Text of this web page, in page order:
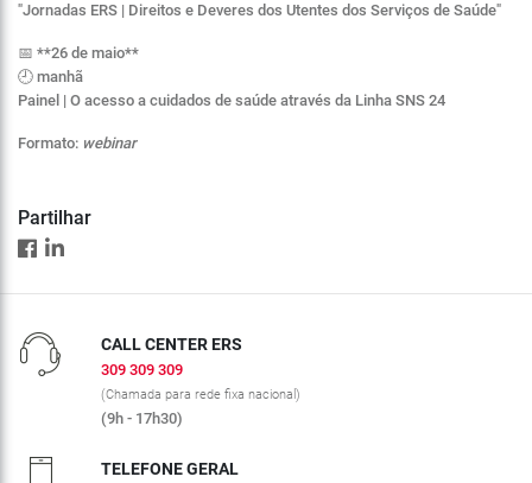
"Jornadas ERS | Direitos e Deveres dos Utentes dos Serviços de Saúde"
📅 **26 de maio**
🕘 manhã
Painel | O acesso a cuidados de saúde através da Linha SNS 24
Formato: webinar
Partilhar
CALL CENTER ERS
309 309 309
(Chamada para rede fixa nacional)
(9h - 17h30)
TELEFONE GERAL